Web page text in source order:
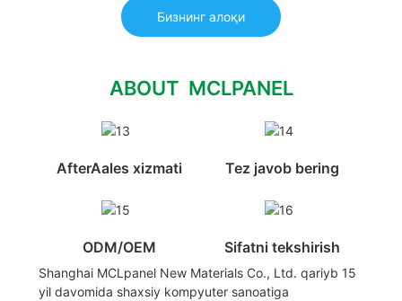
Бизнинг алоқи
ABOUT MCLPANEL
AfterAales xizmati Tez javob bering
ODM/OEM Sifatni tekshirish
Shanghai MCLpanel New Materials Co., Ltd. qariyb 15
yil davomida shaxsiy kompyuter sanoatiga